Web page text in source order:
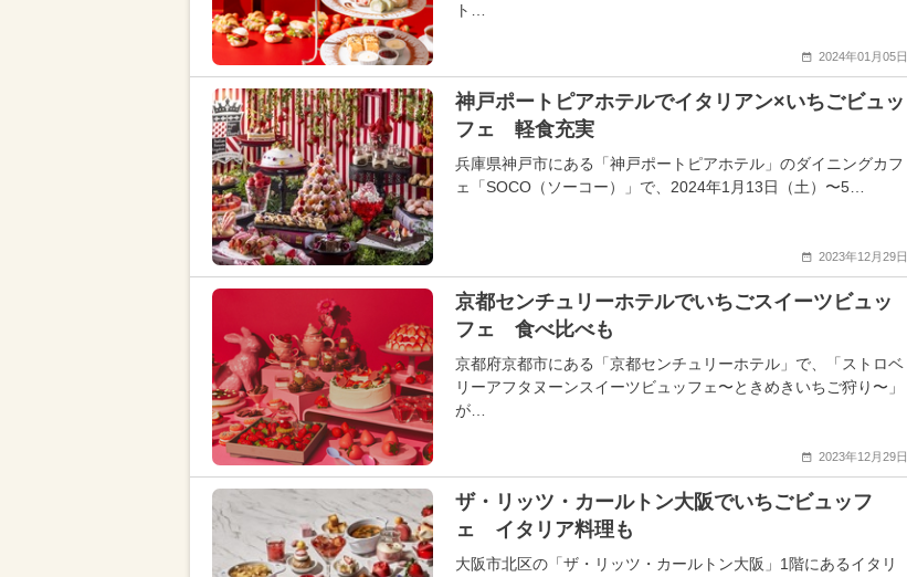
ト…
2024年01月05日
神戸ポートピアホテルでイタリアン×いちごビュッ
フェ 軽食充実
兵庫県神戸市にある「神戸ポートピアホテル」のダイニングカフ
ェ「SOCO（ソーコー）」で、2024年1月13日（土）〜5…
2023年12月29日
京都センチュリーホテルでいちごスイーツビュッ
フェ 食べ比べも
京都府京都市にある「京都センチュリーホテル」で、「ストロベ
リーアフタヌーンスイーツビュッフェ〜ときめきいちご狩り〜」
が…
2023年12月29日
ザ・リッツ・カールトン大阪でいちごビュッフ
ェ イタリア料理も
大阪市北区の「ザ・リッツ・カールトン大阪」1階にあるイタリ